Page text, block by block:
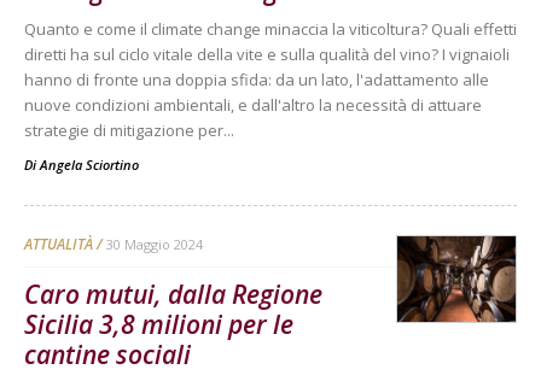
Quanto e come il climate change minaccia la viticoltura? Quali effetti
diretti ha sul ciclo vitale della vite e sulla qualità del vino? I vignaioli
hanno di fronte una doppia sfida: da un lato, l'adattamento alle
nuove condizioni ambientali, e dall'altro la necessità di attuare
strategie di mitigazione per...
DiAngela Sciortino
ATTUALITÀ 30 Maggio 2024
Caro mutui, dalla Regione
Sicilia 3,8 milioni per le
cantine sociali